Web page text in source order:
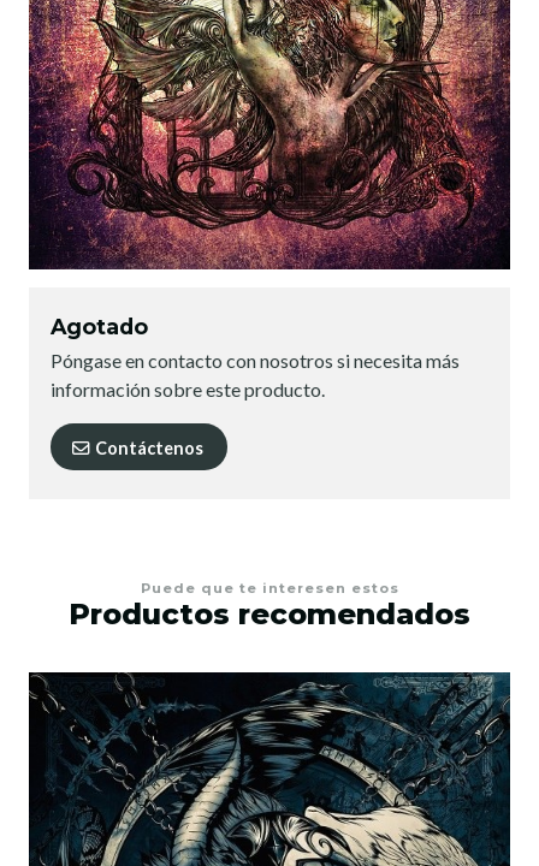
Agotado
Póngase en contacto con nosotros si necesita más
información sobre este producto.
Contáctenos
Puede que te interesen estos
Productos recomendados